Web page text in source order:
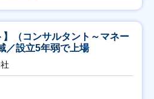
】（コンサルタント～マネー
／設立5年弱で上場